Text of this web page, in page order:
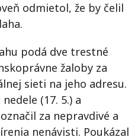
odmietol, že by čelil
podá dve trestné
žaloby za
sieti na jeho adresu.
(17. 5.) a
za nepravdivé a
nenávisti. Poukázal